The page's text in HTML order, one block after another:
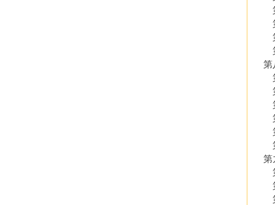
第
第
第
第
第
第
第
第
第
第
第
第
第
第
第